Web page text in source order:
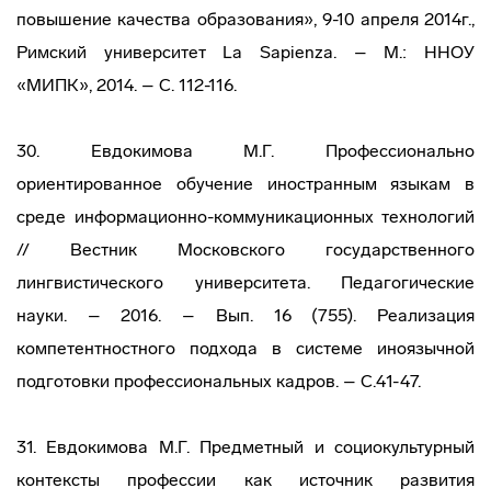
повышение качества образования», 9-10 апреля 2014г.,
Римский университет La Sapienza. – М.: ННОУ
«МИПК», 2014. – С. 112-116.
30. Евдокимова М.Г. Профессионально
ориентированное обучение иностранным языкам в
среде информационно-коммуникационных технологий
// Вестник Московского государственного
лингвистического университета. Педагогические
науки. – 2016. – Вып. 16 (755). Реализация
компетентностного подхода в системе иноязычной
подготовки профессиональных кадров. – С.41-47.
31. Евдокимова М.Г. Предметный и социокультурный
контексты профессии как источник развития